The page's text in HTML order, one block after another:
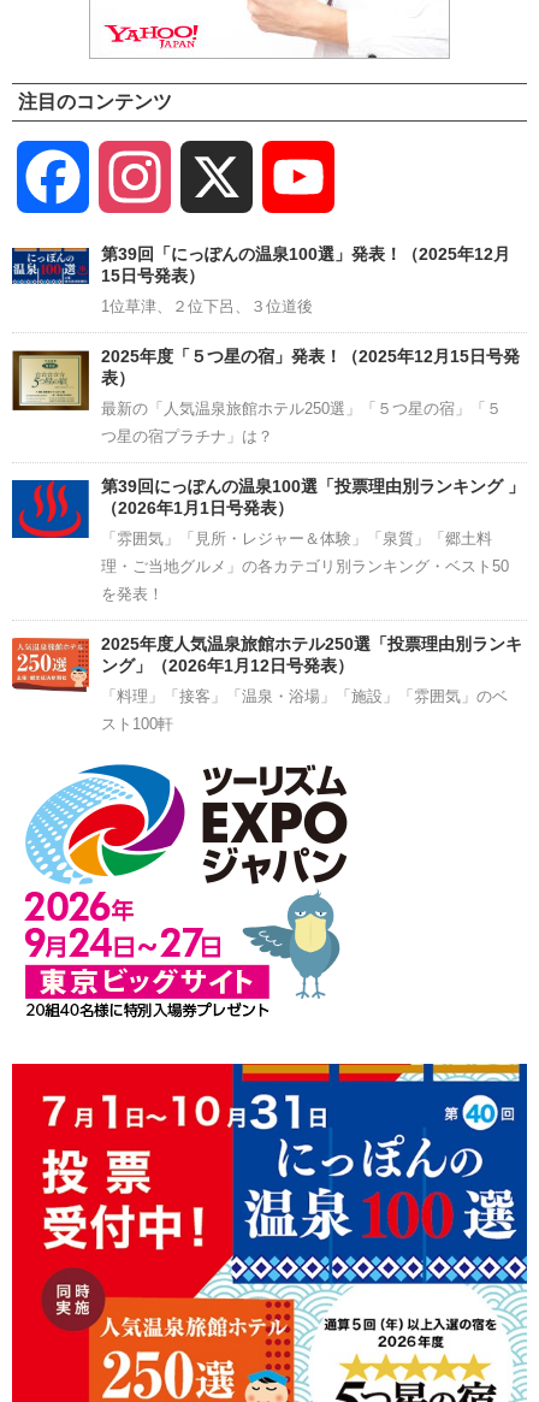
注目のコンテンツ
Facebook Instagram
Channel
第39回「にっぽんの温泉100選」発表！（2025年12月
15日号発表）
1位草津、２位下呂、３位道後
2025年度「５つ星の宿」発表！（2025年12月15日号発
表）
最新の「人気温泉旅館ホテル250選」「５つ星の宿」「５
つ星の宿プラチナ」は？
第39回にっぽんの温泉100選「投票理由別ランキング 」
（2026年1月1日号発表）
「雰囲気」「見所・レジャー＆体験」「泉質」「郷土料
理・ご当地グルメ」の各カテゴリ別ランキング・ベスト50
を発表！
2025年度人気温泉旅館ホテル250選「投票理由別ランキ
ング」（2026年1月12日号発表）
「料理」「接客」「温泉・浴場」「施設」「雰囲気」のベ
スト100軒